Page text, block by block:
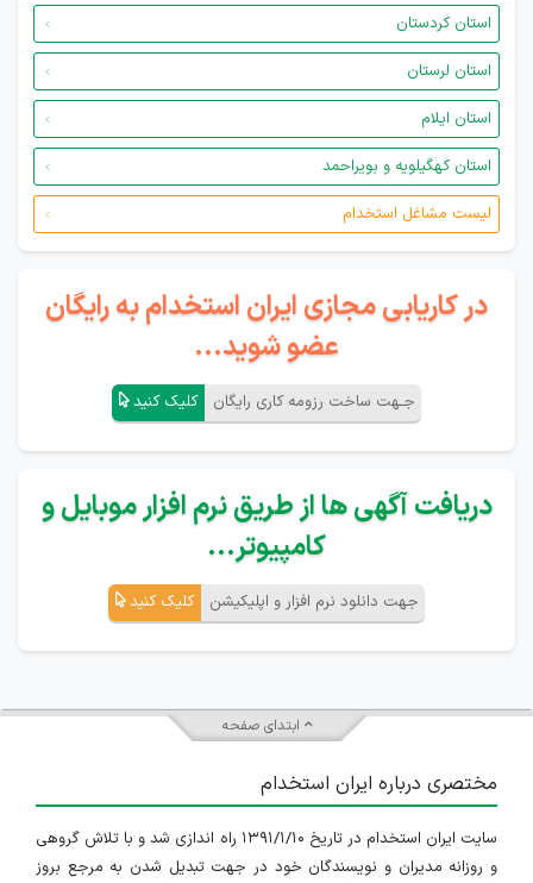
استان کردستان
استان لرستان
استان ایلام
استان کهگیلویه و بویراحمد
لیست مشاغل استخدام
در کاریابی مجازی ایران استخدام به رایگان
عضو شوید...
جـهت ساخت رزومه کاری رایگان کلیک کنید
دریافت آگهی ها از طریق نرم افزار موبایل و
کامپیوتر...
جهت دانلود نرم افزار و اپلیکیشن کلیک کنید
ابتدای صفحه
مختصری درباره ایران استخدام
سایت ایران استخدام در تاریخ ۱۳۹۱/۱/۱۰ راه اندازی شد و با تلاش گروهی
و روزانه مدیران و نویسندگان خود در جهت تبدیل شدن به مرجع بروز